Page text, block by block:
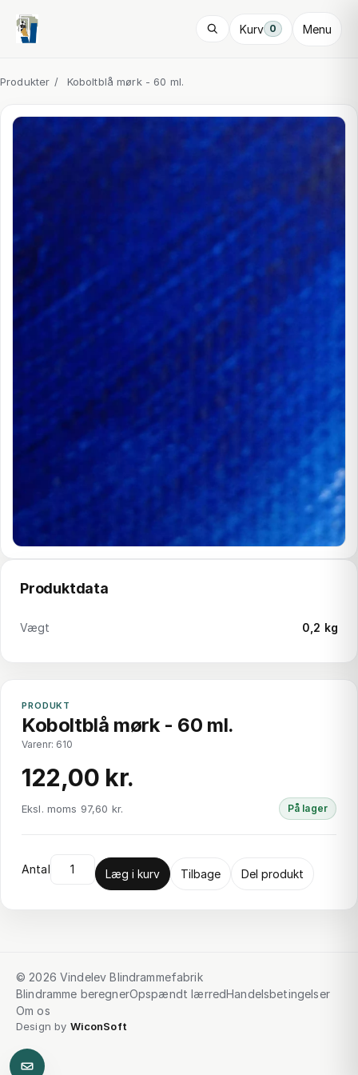
Kurv 0 Menu
Produkter / Koboltblå mørk - 60 ml.
Produktdata
Vægt 0,2 kg
PRODUKT
Koboltblå mørk - 60 ml.
Varenr: 610
122,00 kr.
Eksl. moms 97,60 kr. På lager
Antal Læg i kurv Tilbage Del produkt
© 2026 Vindelev Blindrammefabrik
Blindramme beregnerOpspændt lærredHandelsbetingelser
Om os
Design by WiconSoft